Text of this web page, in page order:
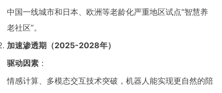
中国一线城市和日本、欧洲等老龄化严重地区试点“智慧养
老社区”。
加速渗透期（2025-2028年）
驱动因素 ：
情感计算、多模态交互技术突破，机器人能实现更自然的陪